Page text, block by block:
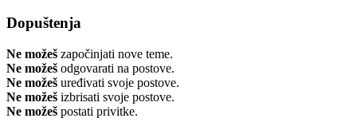
Dopuštenja
Ne možeš započinjati nove teme.
Ne možeš odgovarati na postove.
Ne možeš uređivati svoje postove.
Ne možeš izbrisati svoje postove.
Ne možeš postati privitke.